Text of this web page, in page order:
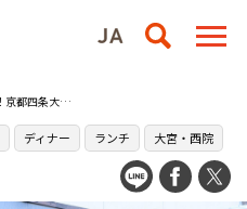
濃厚系好き必食！京都四条大宮にある［麺屋 栩羚廚（めんや くれいず）］のまろやか豚骨醤油ラーメンを堪能
ディナー ランチ 大宮・西院